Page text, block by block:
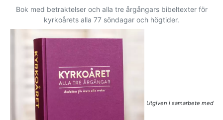
Bok med betraktelser och alla tre årgångars bibeltexter för
kyrkoårets alla 77 söndagar och högtider.
Utgiven i samarbete med